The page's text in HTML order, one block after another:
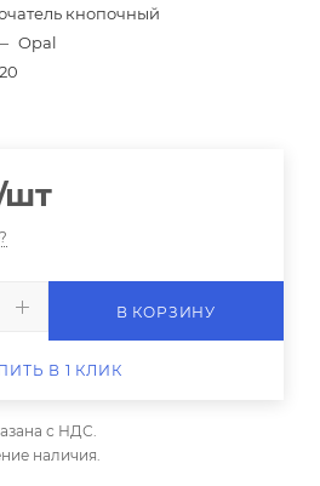
кнопочный
Opal
В КОРЗИНУ
В 1 КЛИК
с НДС.
наличия.